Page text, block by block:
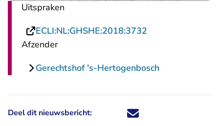
Uitspraken
ECLI:NL:GHSHE:2018:3732
Afzender
Gerechtshof 's-Hertogenbosch
Deel dit nieuwsbericht: Deel dit nieuwsbericht via X -
Deel dit nieuwsbericht via
Deel dit nieuwsbericht
Deel dit